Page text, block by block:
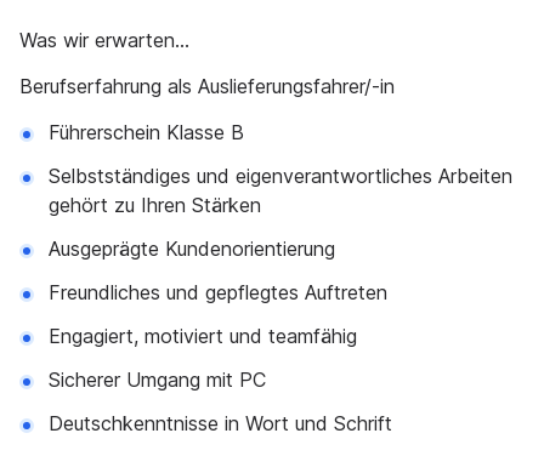
Was wir erwarten…
Berufserfahrung als Auslieferungsfahrer/-in
Führerschein Klasse B
Selbstständiges und eigenverantwortliches Arbeiten
gehört zu Ihren Stärken
Ausgeprägte Kundenorientierung
Freundliches und gepflegtes Auftreten
Engagiert, motiviert und teamfähig
Sicherer Umgang mit PC
Deutschkenntnisse in Wort und Schrift